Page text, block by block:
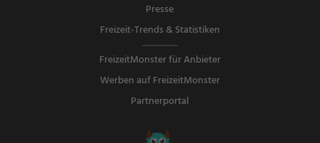
Presse
Freizeit-Trends & Statistiken
FreizeitMonster für Anbieter
Werben auf FreizeitMonster
Partnerportal